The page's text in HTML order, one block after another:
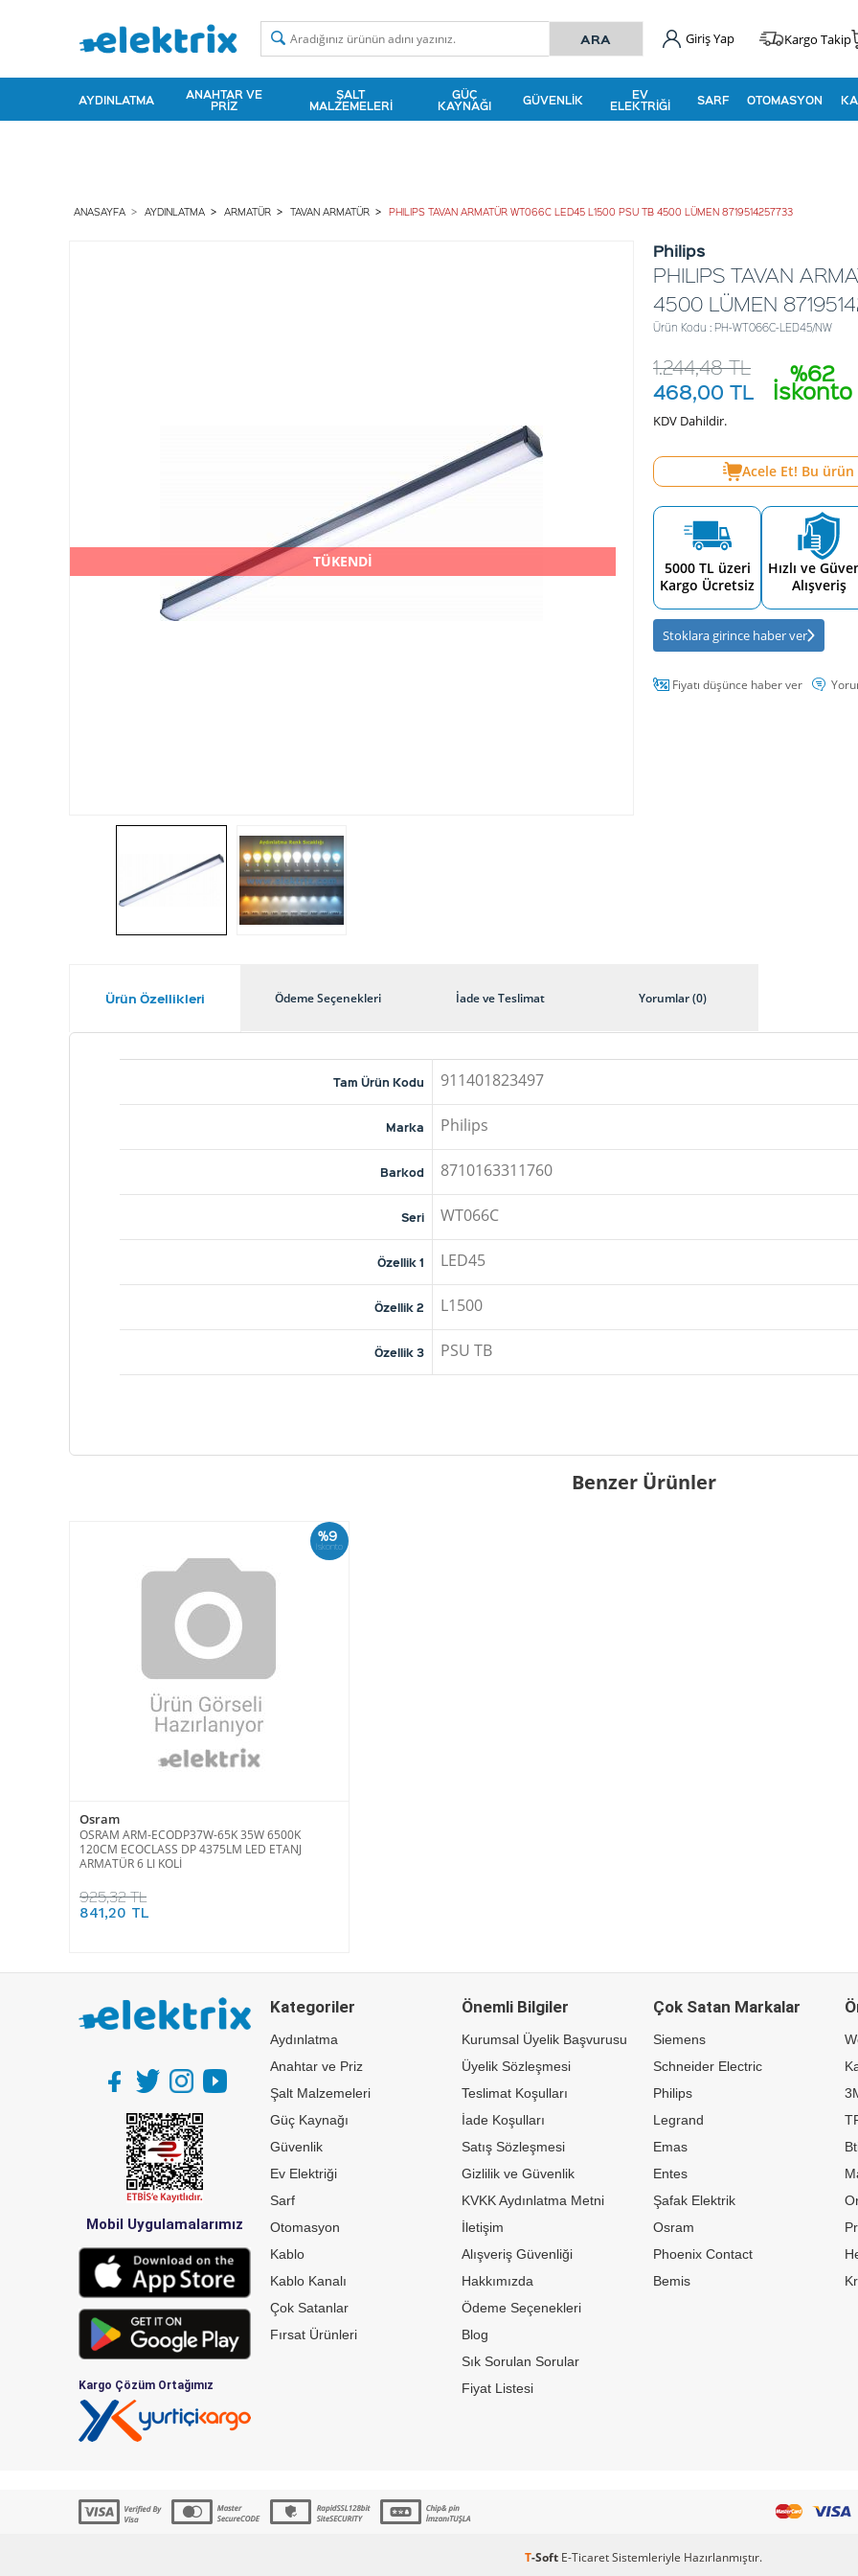
Giriş Yap Kargo Takip
AYDINLATMA ANAHTAR VE
PRIZ
ŞALT
MALZEMELERI
GÜÇ
KAYNAĞI GÜVENLIK EV
ELEKTRIĞI SARF OTOMASYON
ANASAYFA AYDINLATMA ARMATÜR TAVAN ARMATÜR PHILIPS TAVAN ARMATÜR WT066C LED45 L1500 PSU TB 4500 LÜMEN 8719514257733
TÜKENDİ
Philips
PHILIPS TAVAN
4500 LÜMEN
Ürün Kodu : PH-WT066C-LED45/NW
%62
İskonto
1.244,48TL
468,00 TL
KDV Dahildir.
Acele Et! Bu ürün
5000 TL üzeri
Kargo Ücretsiz
Hızlı ve
Alışveriş
Stoklara girince haber ver
Fiyatı düşünce haber ver
Ürün Özellikleri Ödeme Seçenekleri İade ve Teslimat Yorumlar (0)
Tam Ürün Kodu 911401823497
Marka Philips
Barkod 8710163311760
Seri WT066C
Özellik 1 LED45
Özellik 2 L1500
Özellik 3 PSU TB
Benzer Ürünler
%9
İskonto
Osram
OSRAM ARM-ECODP37W-65K 35W 6500K
120CM ECOCLASS DP 4375LM LED ETANJ
ARMATÜR 6 LI KOLİ
925,32 TL
841,20 TL
Mobil Uygulamalarımız
Kargo Çözüm Ortağımız
Kategoriler
Aydınlatma
Anahtar ve Priz
Şalt Malzemeleri
Güç Kaynağı
Güvenlik
Ev Elektriği
Sarf
Otomasyon
Kablo
Kablo Kanalı
Çok Satanlar
Fırsat Ürünleri
Önemli Bilgiler
Kurumsal Üyelik Başvurusu
Üyelik Sözleşmesi
Teslimat Koşulları
İade Koşulları
Satış Sözleşmesi
Gizlilik ve Güvenlik
KVKK Aydınlatma Metni
İletişim
Alışveriş Güvenliği
Hakkımızda
Ödeme Seçenekleri
Blog
Sık Sorulan Sorular
Fiyat Listesi
Çok Satan Markalar
Siemens
Schneider Electric
Philips
Legrand
Emas
Entes
Şafak Elektrik
Osram
Phoenix Contact
Bemis
T-Soft E-TicaretSistemleriyle Hazırlanmıştır.